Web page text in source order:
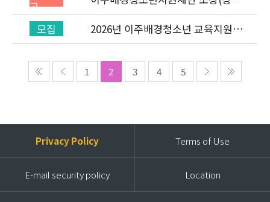
고
이사) 초빙 공고
모집
2026년 이주배경청소년 교육지원사
업 ‘레인보우스쿨’ 개설기관 신청 공
1 2 3 4 5
Privacy Policy Terms of Use
E-mail security policy Location